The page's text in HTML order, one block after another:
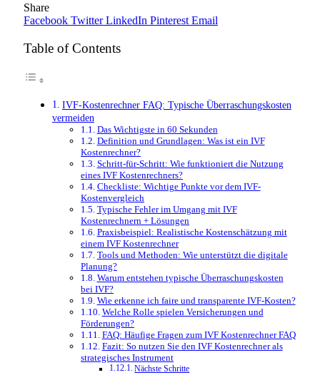
Share
Facebook Twitter LinkedIn Pinterest Email
Table of Contents
IVF-Kostenrechner FAQ: Typische Überraschungskosten
vermeiden
Das Wichtigste in 60 Sekunden
Definition und Grundlagen: Was ist ein IVF
Kostenrechner?
Schritt-für-Schritt: Wie funktioniert die Nutzung
eines IVF Kostenrechners?
Checkliste: Wichtige Punkte vor dem IVF-
Kostenvergleich
Typische Fehler im Umgang mit IVF
Kostenrechnern + Lösungen
Praxisbeispiel: Realistische Kostenschätzung mit
einem IVF Kostenrechner
Tools und Methoden: Wie unterstützt die digitale
Planung?
Warum entstehen typische Überraschungskosten
bei IVF?
Wie erkenne ich faire und transparente IVF-Kosten?
Welche Rolle spielen Versicherungen und
Förderungen?
FAQ: Häufige Fragen zum IVF Kostenrechner FAQ
Fazit: So nutzen Sie den IVF Kostenrechner als
strategisches Instrument
Nächste Schritte